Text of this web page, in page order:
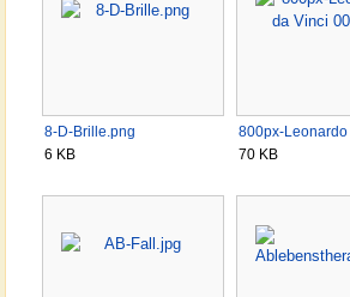
8-D-Brille.png
6 KB
800px-
70 KB